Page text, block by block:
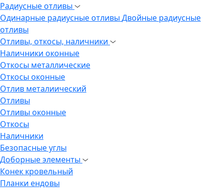
Радиусные отливы
Одинарные радиусные отливы Двойные радиусные
отливы
Отливы, откосы, наличники
Наличники оконные
Откосы металлические
Откосы оконные
Отлив металиический
Отливы
Отливы оконные
Откосы
Наличники
Безопасные углы
Доборные элементы
Конек кровельный
Планки ендовы